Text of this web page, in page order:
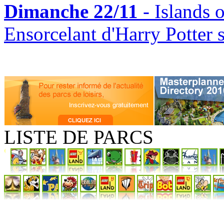
Dimanche 22/11 - Islands
Ensorcelant d'Harry Potter
LISTE DE PARCS